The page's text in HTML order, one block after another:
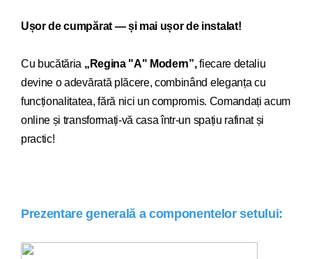
Ușor de cumpărat — și mai ușor de instalat!
Cu bucătăria „Regina "A" Modern”,fiecare detaliu
devine o adevărată plăcere, combinând eleganța cu
funcționalitatea, fără nici un compromis. Comandați acum
online și transformați-vă casa într-un spațiu rafinat și
practic!
Prezentare generală a componentelor setului: